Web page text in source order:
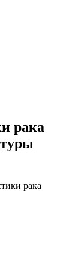
рака